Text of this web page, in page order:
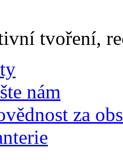
tvoření,
nám
za